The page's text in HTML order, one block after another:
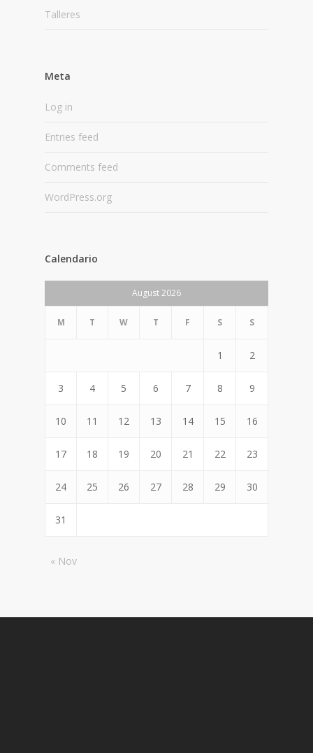
Talleres
Meta
Log in
Entries feed
Comments feed
WordPress.org
Calendario
August 2026
M T W T F S S
1 2
3 4 5 6 7 8 9
10 11 12 13 14 15 16
17 18 19 20 21 22 23
24 25 26 27 28 29 30
31
« Nov